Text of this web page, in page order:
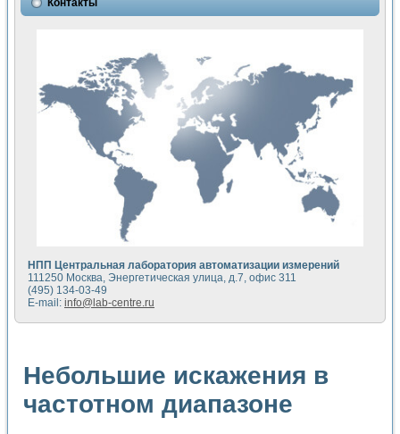
Автоматизация формирования уравнений состояния для
Разработка автоматизированного стенда для измерения
Применение среды LabVIEW для построения картины
Портативная система для определения показателей
Использование LabVIEW для управления источником
Устройство для снятия вольт-амперных характеристик
Передовые научные технологии: нано-, фемто-,
Автоматизированная установка по измерению временных
Автоматизированный лабораторный комплекс на базе
Визуализация моделирования и оптимизации тепловой
Виртуальный прибор для исследования функциональных
Исследование возможности создания экономичного
Исследование кинетики движения макрочастиц в
Метод прогнозирования свойств дисперсных продуктов
Недорогая система управления сверхпроводящим
Применение технологий NI в курсе экспериментальной
Расчет переноса аэрозоля и выпадения осадка в
Применение NI VISION для геометрического анализа в
Управление движением с помощью программно -
Контакты
НПП Центральная лаборатория автоматизации измерений
111250 Москва, Энергетическая улица, д.7, офис 311
(495) 134-03-49
E-mail: info@lab-centre.ru
Небольшие искажения в
частотном диапазоне